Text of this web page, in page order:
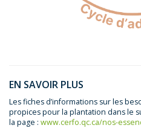
EN SAVOIR PLUS
Les fiches d’informations sur les
propices pour la plantation dans le
la page : www.cerfo.qc.ca/nos-